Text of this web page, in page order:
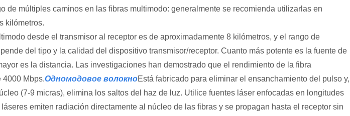
de múltiples caminos en las fibras multimodo: generalmente se recomienda utilizarlas en
kilómetros.
desde el transmisor al receptor es de aproximadamente 8 kilómetros, y el rango de
del tipo y la calidad del dispositivo transmisor/receptor. Cuanto más potente es la fuente de
es la distancia. Las investigaciones han demostrado que el rendimiento de la fibra
4000 Mbps.Одномодовое волокноEstá fabricado para eliminar el ensanchamiento del pulso y,
(7-9 micras), elimina los saltos del haz de luz. Utilice fuentes láser enfocadas en longitudes
emiten radiación directamente al núcleo de las fibras y se propagan hasta el receptor sin